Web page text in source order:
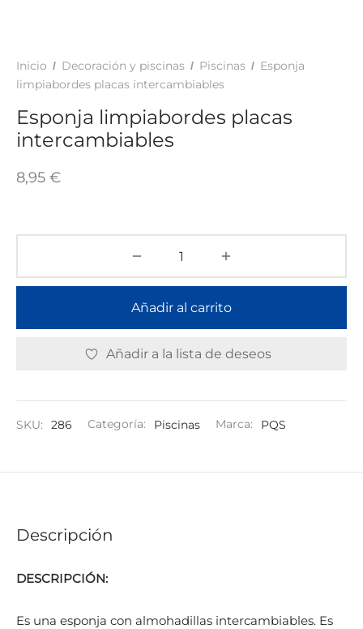
Inicio / Decoración y piscinas / Piscinas / Esponja
limpiabordes placas intercambiables
Esponja limpiabordes placas
intercambiables
8,95 €
Añadir al carrito
Añadir a la lista de deseos
SKU: 286 Categoría: Piscinas Marca: PQS
Descripción
DESCRIPCIÓN:
Es una esponja con almohadillas intercambiables. Es
TINTES Y MANUALIDADES